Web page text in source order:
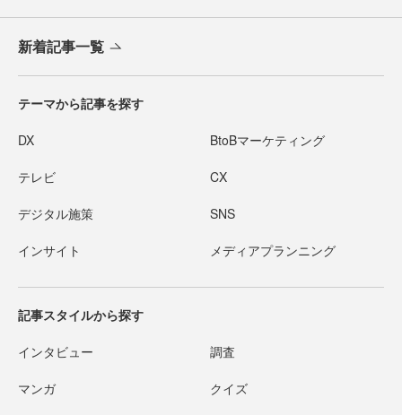
新着記事一覧
テーマから記事を探す
DX BtoBマーケティング
テレビ CX
デジタル施策 SNS
インサイト メディアプランニング
記事スタイルから探す
インタビュー 調査
マンガ クイズ